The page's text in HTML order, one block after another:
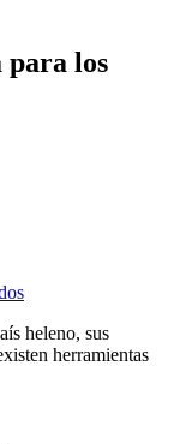
para los
heleno, sus
herramientas